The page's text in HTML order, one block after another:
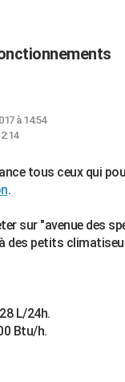
à 14:54
tous ceux qui
.
sur "avenue des
des petits
L/24h.
Btu/h.